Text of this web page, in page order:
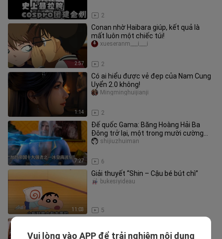
31:49 2
2:57
Conan nhờ Haibara giúp, kết quả là
mất luôn một chiếc túi!
2
xueseranm___i___i
1:14
Có ai hiểu được vẻ đẹp của Nam Cung
Uyển 2.0 không!
2
Mingminghuijianji
7:27
Đế quốc Gama: Băng Hoàng Hải Ba
Đông trở lại, một trong mười cường
giả hàng đầu
6
shijiuzhuiman
11:03
Giải thuyết “Shin – Cậu bé bút chì”
5
bukesiyideau
Tomato: Chủ tiệm bạch liên hoa đại
Vui lòng vào APP để trải nghiệm nội dung